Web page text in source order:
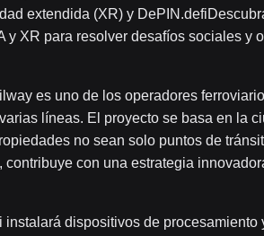
extendida (XR) y
y XR para resolver desafíos sociales y
es uno de los operadores
líneas. El proyecto se basa en la
no sean solo puntos de
contribuye con una estrategia
dispositivos de